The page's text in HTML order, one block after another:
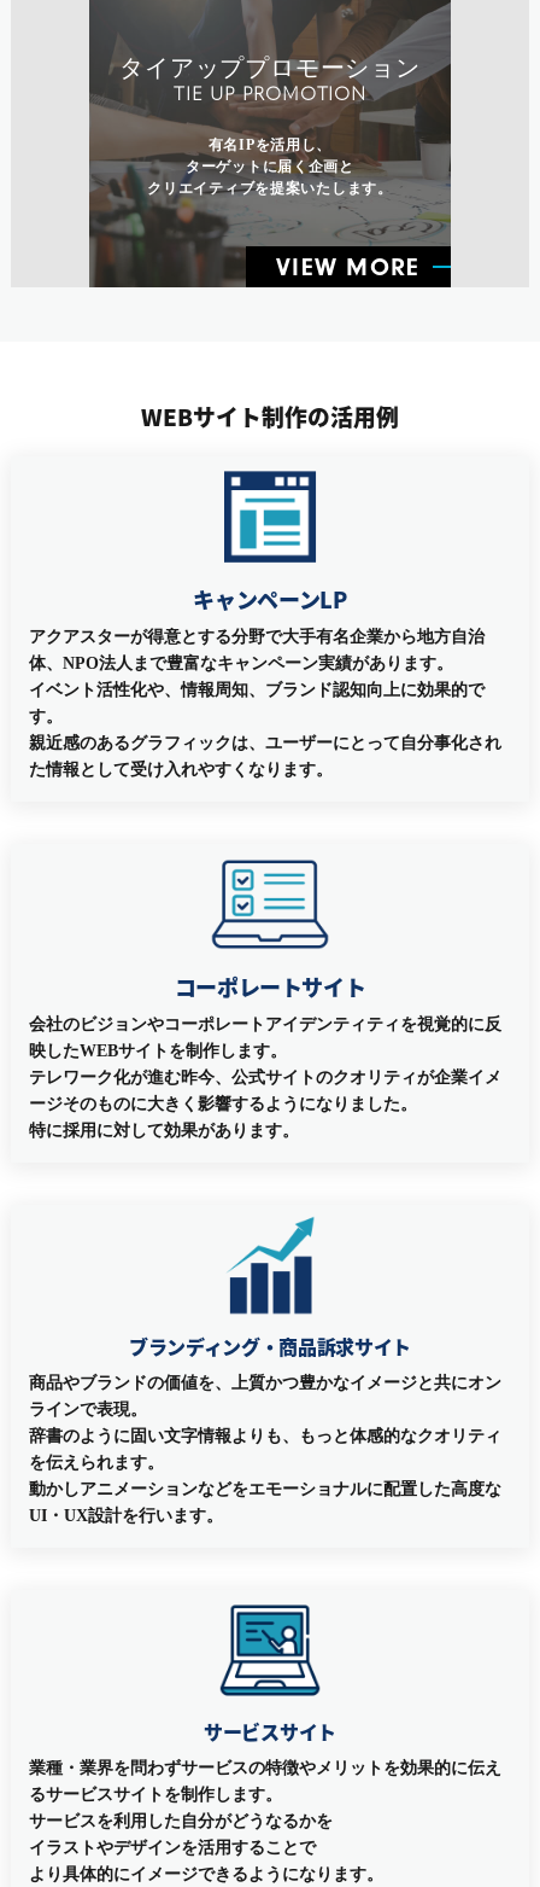
タイアッププロモーション
TIE UP PROMOTION
有名IPを活用し、
ターゲットに届く企画と
クリエイティブを提案いたします。
VIEW MORE
WEBサイト制作の活用例
キャンペーンLP
アクアスターが得意とする分野で大手有名企業から地方自治
体、NPO法人まで豊富なキャンペーン実績があります。
イベント活性化や、情報周知、ブランド認知向上に効果的で
す。
親近感のあるグラフィックは、ユーザーにとって自分事化され
た情報として受け入れやすくなります。
コーポレートサイト
会社のビジョンやコーポレートアイデンティティを視覚的に反
映したWEBサイトを制作します。
テレワーク化が進む昨今、公式サイトのクオリティが企業イメ
ージそのものに大きく影響するようになりました。
特に採用に対して効果があります。
ブランディング・商品訴求サイト
商品やブランドの価値を、上質かつ豊かなイメージと共にオン
ラインで表現。
辞書のように固い文字情報よりも、もっと体感的なクオリティ
を伝えられます。
動かしアニメーションなどをエモーショナルに配置した高度な
UI・UX設計を行います。
サービスサイト
業種・業界を問わずサービスの特徴やメリットを効果的に伝え
るサービスサイトを制作します。
サービスを利用した自分がどうなるかを
イラストやデザインを活用することで
より具体的にイメージできるようになります。